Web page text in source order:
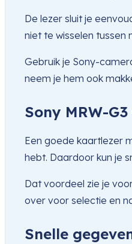
De lezer sluit je
niet te wisselen
Gebruik je Sony-
neem je hem ook
Sony MRW-
Een goede kaartlezer
hebt. Daardoor kun je
Dat voordeel zie je
over voor selectie en
Snelle